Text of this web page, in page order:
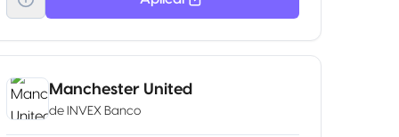
Manchester United
de INVEX Banco